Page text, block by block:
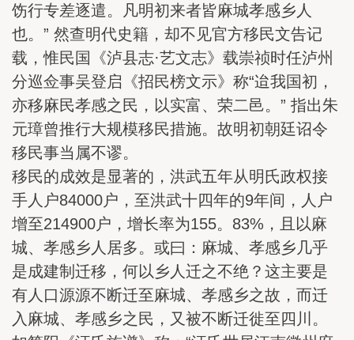
饬行专差逐遣。凡明初来者皆麻城孝感乡人
也。” 然查明代史籍，却不见官方移民文告记
载，惟民国《泸县志·艺文志》载崇祯时任泸州
分巡佥事吴登启《招民榜文示》称“迨我国初，
亦移麻民孝感之民，以实富、荣二邑。” 指出朱
元璋曾推行大规模移民措施。故明初朝廷诏令
移民事当属不谬。
移民的成效是显著的，洪武五年从明氏政权接
手人户84000户，至洪武十四年的9年间，人户
增至214900户，增长率为155。83%，且以麻
城、孝感乡人居多。或曰：麻城、孝感乡几乎
是成建制迁移，何以乡人迁之不绝？这主要是
有人口源源不断迁至麻城、孝感乡之故，而迁
入麻城、孝感乡之民，又被不断迁徙至四川。